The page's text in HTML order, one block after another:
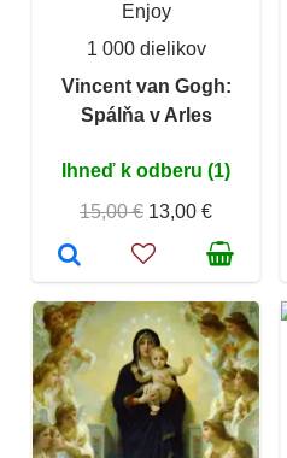
Enjoy
1 000 dielikov
Vincent van Gogh:
Spálňa v Arles
Ihneď k odberu (1)
15,00 € 13,00 €